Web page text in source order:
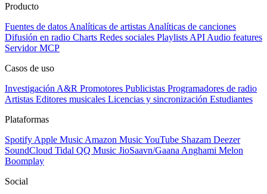
Producto
Fuentes de datos Analíticas de artistas Analíticas de canciones
Difusión en radio Charts Redes sociales Playlists API Audio features
Servidor MCP
Casos de uso
Investigación A&R Promotores Publicistas Programadores de radio
Artistas Editores musicales Licencias y sincronización Estudiantes
Plataformas
Spotify Apple Music Amazon MusicYouTube Shazam Deezer
SoundCloud Tidal QQ Music JioSaavn/Gaana Anghami Melon
Boomplay
Social